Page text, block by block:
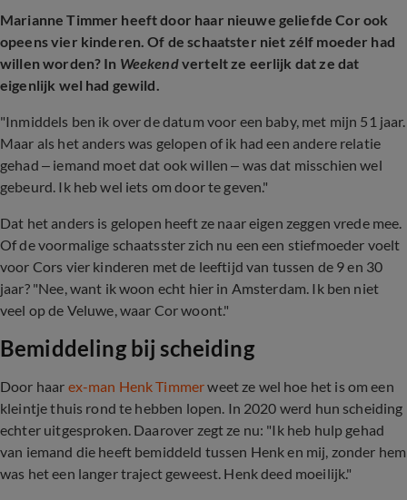
Marianne Timmer heeft door haar nieuwe geliefde Cor ook
opeens vier kinderen. Of de schaatster niet zélf moeder had
willen worden? In Weekendvertelt ze eerlijk dat ze dat
eigenlijk wel had gewild.
"Inmiddels ben ik over de datum voor een baby, met mijn 51 jaar.
Maar als het anders was gelopen of ik had een andere relatie
gehad – iemand moet dat ook willen – was dat misschien wel
gebeurd. Ik heb wel iets om door te geven."
Dat het anders is gelopen heeft ze naar eigen zeggen vrede mee.
Of de voormalige schaatsster zich nu een een stiefmoeder voelt
voor Cors vier kinderen met de leeftijd van tussen de 9 en 30
jaar? "Nee, want ik woon echt hier in Amsterdam. Ik ben niet
veel op de Veluwe, waar Cor woont."
Bemiddeling bij scheiding
Door haar ex-man Henk Timmerweet ze wel hoe het is om een
kleintje thuis rond te hebben lopen. In 2020 werd hun scheiding
echter uitgesproken. Daarover zegt ze nu: "Ik heb hulp gehad
van iemand die heeft bemiddeld tussen Henk en mij, zonder hem
was het een langer traject geweest. Henk deed moeilijk."